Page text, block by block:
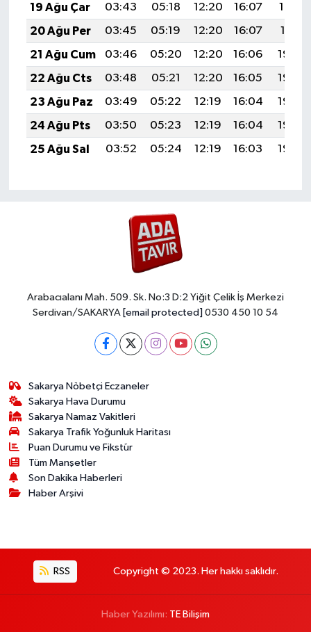
19 Ağu Çar
03:43 05:18 12:20 16:07
19:12
20 Ağu Per
03:45 05:19 12:20 16:07
19:11
21 Ağu Cum
03:46 05:20 12:20 16:06
19:09
22 Ağu Cts
03:48 05:21 12:20 16:05
19:08
23 Ağu Paz
03:49 05:22 12:19 16:04
19:06
24 Ağu Pts
03:50 05:23 12:19 16:04
19:05
25 Ağu Sal
03:52 05:24 12:19 16:03 19:03
Arabacıalanı Mah. 509. Sk. No:3 D:2 Yiğit Çelik İş Merkezi
Serdivan/SAKARYA [email protected] 0530 450 10 54
Sakarya Nöbetçi Eczaneler
Sakarya Hava Durumu
Sakarya Namaz Vakitleri
Sakarya Trafik Yoğunluk Haritası
Puan Durumu ve Fikstür
Tüm Manşetler
Son Dakika Haberleri
Haber Arşivi
RSS Copyright © 2023. Her hakkı saklıdır.
Haber Yazılımı: TE Bilişim